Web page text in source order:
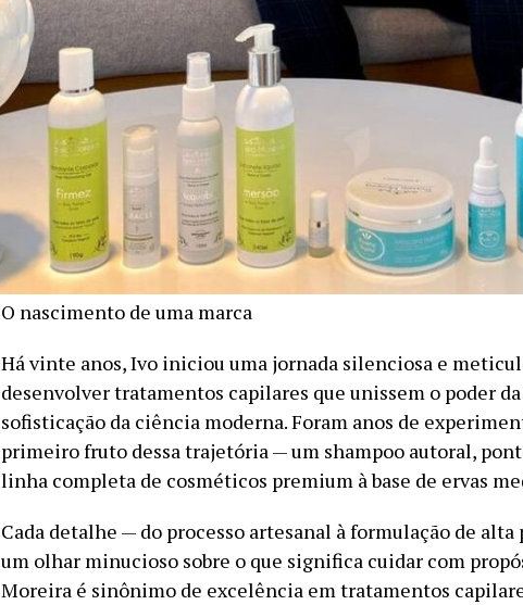
O nascimento de uma marca
Há vinte anos, Ivo iniciou uma jornada silenciosa e
desenvolver tratamentos capilares que unissem o poder
sofisticação da ciência moderna. Foram anos de
primeiro fruto dessa trajetória — um shampoo autoral,
linha completa de cosméticos premium à base de ervas
Cada detalhe — do processo artesanal à formulação de
um olhar minucioso sobre o que significa cuidar com
Moreira é sinônimo de excelência em tratamentos